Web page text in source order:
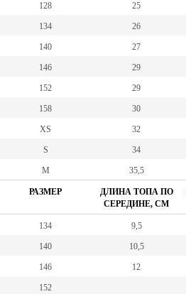
128 25
134 26
140 27
146 29
152 29
158 30
XS 32
S 34
M 35,5
РАЗМЕР
ДЛИНА ТОПА ПО
СЕРЕДИНЕ, СМ
134 9,5
140 10,5
146 12
152